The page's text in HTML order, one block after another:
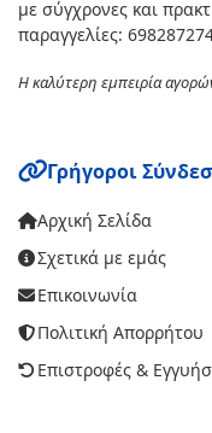
με σύγχρονες και
παραγγελίες:
Η καλύτερη εμπειρία
Γρήγοροι
Αρχική Σελίδα
Σχετικά με εμάς
Επικοινωνία
Πολιτική Απορρήτου
Επιστροφές &